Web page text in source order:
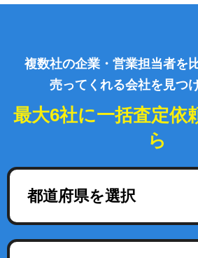
複数社の企業・営業担当者を
売ってくれる会社を見つ
最大6社に一括査定依
ら
都道府県を選択